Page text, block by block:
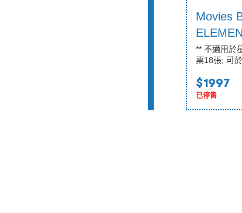
Movies
** 不適用於
票18張; 可
$1997
已停售